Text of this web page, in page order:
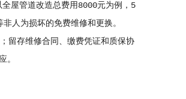
屋管道改造总费用8000元为例，5
人为损坏的免费维修和更换。
留存维修合同、缴费凭证和质保协
。